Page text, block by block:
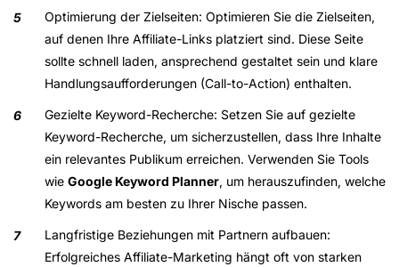
Optimierung der Zielseiten: Optimieren Sie die Zielseiten,
auf denen Ihre Affiliate-Links platziert sind. Diese Seite
sollte schnell laden, ansprechend gestaltet sein und klare
Handlungsaufforderungen (Call-to-Action) enthalten.
Gezielte Keyword-Recherche: Setzen Sie auf gezielte
Keyword-Recherche, um sicherzustellen, dass Ihre Inhalte
ein relevantes Publikum erreichen. Verwenden Sie Tools
wie Google Keyword Planner, um herauszufinden, welche
Keywords am besten zu Ihrer Nische passen.
Langfristige Beziehungen mit Partnern aufbauen:
Erfolgreiches Affiliate-Marketing hängt oft von starken